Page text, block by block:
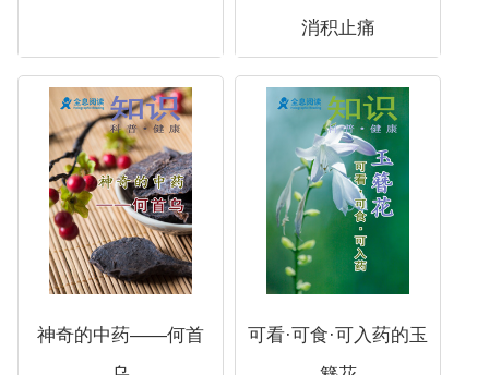
消积止痛
神奇的中药——何首
可看·可食·可入药的玉